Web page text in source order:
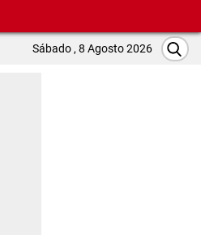
Sábado , 8 Agosto 2026